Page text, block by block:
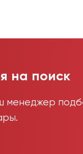
на поиск
менеджер